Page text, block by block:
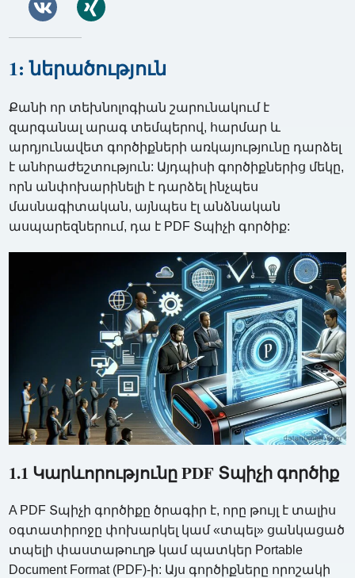
1: ներածություն
Քանի որ տեխնոլոգիան շարունակում է
զարգանալ արագ տեմպերով, հարմար և
արդյունավետ գործիքների առկայությունը դարձել
է անհրաժեշտություն: Այդպիսի գործիքներից մեկը,
որն անփոխարինելի է դարձել ինչպես
մասնագիտական, այնպես էլ անձնական
ասպարեզներում, դա է PDF Տպիչի գործիք:
1.1 Կարևորությունը PDF Տպիչի գործիք
A PDF Տպիչի գործիքը ծրագիր է, որը թույլ է տալիս
օգտատիրոջը փոխարկել կամ «տպել» ցանկացած
տպելի փաստաթուղթ կամ պատկեր Portable
Document Format (PDF)-ի: Այս գործիքները որոշակի